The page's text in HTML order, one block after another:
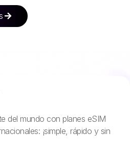
del mundo con planes eSIM
¡simple, rápido y sin